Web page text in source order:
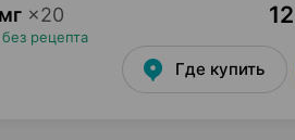
×20
без рецепта
Где купить